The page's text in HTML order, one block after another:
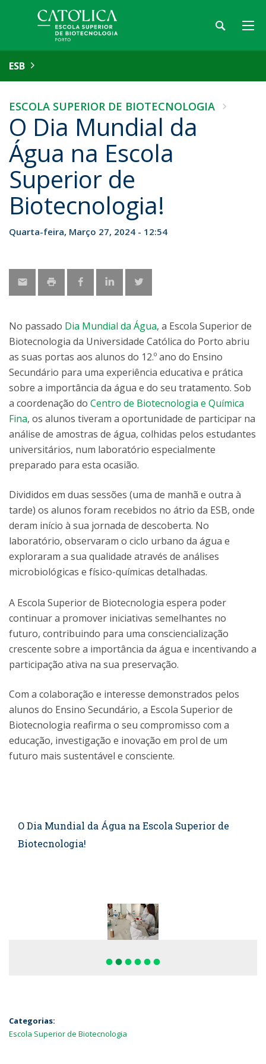
ESB
ESCOLA SUPERIOR DE BIOTECNOLOGIA
O Dia Mundial da
Água na Escola
Superior de
Biotecnologia!
Quarta-feira, Março 27, 2024 - 12:54
No passado Dia Mundial da Água, a Escola Superior de
Biotecnologia da Universidade Católica do Porto abriu
as suas portas aos alunos do 12.º ano do Ensino
Secundário para uma experiência educativa e prática
sobre a importância da água e do seu tratamento. Sob
a coordenação do Centro de Biotecnologia e Química
Fina, os alunos tiveram a oportunidade de participar na
análise de amostras de água, colhidas pelos estudantes
universitários, num laboratório especialmente
preparado para esta ocasião.
Divididos em duas sessões (uma de manhã e outra à
tarde) os alunos foram recebidos no átrio da ESB, onde
deram início à sua jornada de descoberta. No
laboratório, observaram o ciclo urbano da água e
exploraram a sua qualidade através de análises
microbiológicas e físico-químicas detalhadas.
A Escola Superior de Biotecnologia espera poder
continuar a promover iniciativas semelhantes no
futuro, contribuindo para uma consciencialização
crescente sobre a importância da água e incentivando a
participação ativa na sua preservação.
Com a colaboração e interesse demonstrados pelos
alunos do Ensino Secundário, a Escola Superior de
Biotecnologia reafirma o seu compromisso com a
educação, investigação e inovação em prol de um
futuro mais sustentável e consciente.
O Dia Mundial da Água na Escola Superior de
Biotecnologia!
fiber_manual_record fiber_manual_record fiber_manual_record fiber_manual_record fiber_manual_record fiber_manual_record
Categorias:
Escola Superior de Biotecnologia